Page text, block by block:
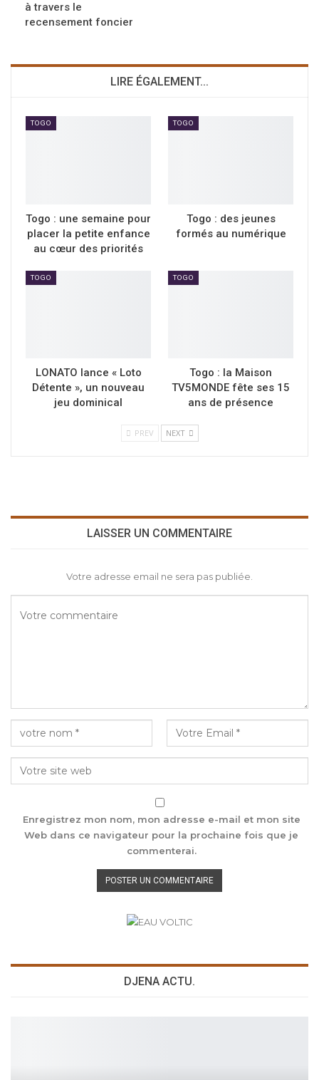
à travers le
recensement foncier
LIRE ÉGALEMENT...
TOGO
Togo : une semaine pour
placer la petite enfance
au cœur des priorités
TOGO
Togo : des jeunes
formés au numérique
TOGO
LONATO lance « Loto
Détente », un nouveau
jeu dominical
TOGO
Togo : la Maison
TV5MONDE fête ses 15
ans de présence
PREV NEXT
LAISSER UN COMMENTAIRE
Votre adresse email ne sera pas publiée.
Enregistrez mon nom, mon adresse e-mail et mon site
Web dans ce navigateur pour la prochaine fois que je
commenterai.
DJENA ACTU.